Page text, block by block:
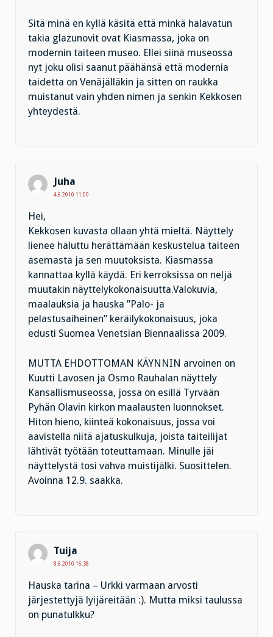
Sitä minä en kyllä käsitä että minkä halavatun
takia glazunovit ovat Kiasmassa, joka on
modernin taiteen museo. Ellei siinä museossa
nyt joku olisi saanut päähänsä että modernia
taidetta on Venäjälläkin ja sitten on raukka
muistanut vain yhden nimen ja senkin Kekkosen
yhteydestä.
Juha
4.6.2010 11:00
Hei,
Kekkosen kuvasta ollaan yhtä mieltä. Näyttely
lienee haluttu herättämään keskustelua taiteen
asemasta ja sen muutoksista. Kiasmassa
kannattaa kyllä käydä. Eri kerroksissa on neljä
muutakin näyttelykokonaisuutta.Valokuvia,
maalauksia ja hauska ”Palo- ja
pelastusaiheinen” keräilykokonaisuus, joka
edusti Suomea Venetsian Biennaalissa 2009.
MUTTA EHDOTTOMAN KÄYNNIN arvoinen on
Kuutti Lavosen ja Osmo Rauhalan näyttely
Kansallismuseossa, jossa on esillä Tyrvään
Pyhän Olavin kirkon maalausten luonnokset.
Hiton hieno, kiinteä kokonaisuus, jossa voi
aavistella niitä ajatuskulkuja, joista taiteilijat
lähtivät työtään toteuttamaan. Minulle jäi
näyttelystä tosi vahva muistijälki. Suosittelen.
Avoinna 12.9. saakka.
Tuija
8.6.2010 16:38
Hauska tarina – Urkki varmaan arvosti
järjestettyjä lyijäreitään :). Mutta miksi taulussa
on punatulkku?